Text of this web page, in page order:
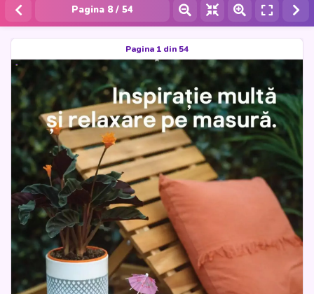
Pagina 8/ 54
Pagina 1 din 54